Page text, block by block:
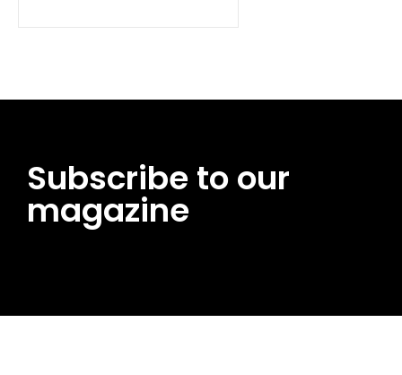
Subscribe to our
magazine